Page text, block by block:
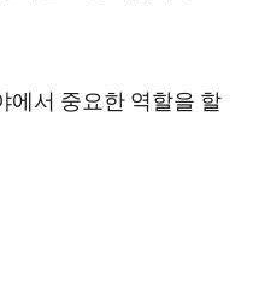
에서 중요한 역할을 할